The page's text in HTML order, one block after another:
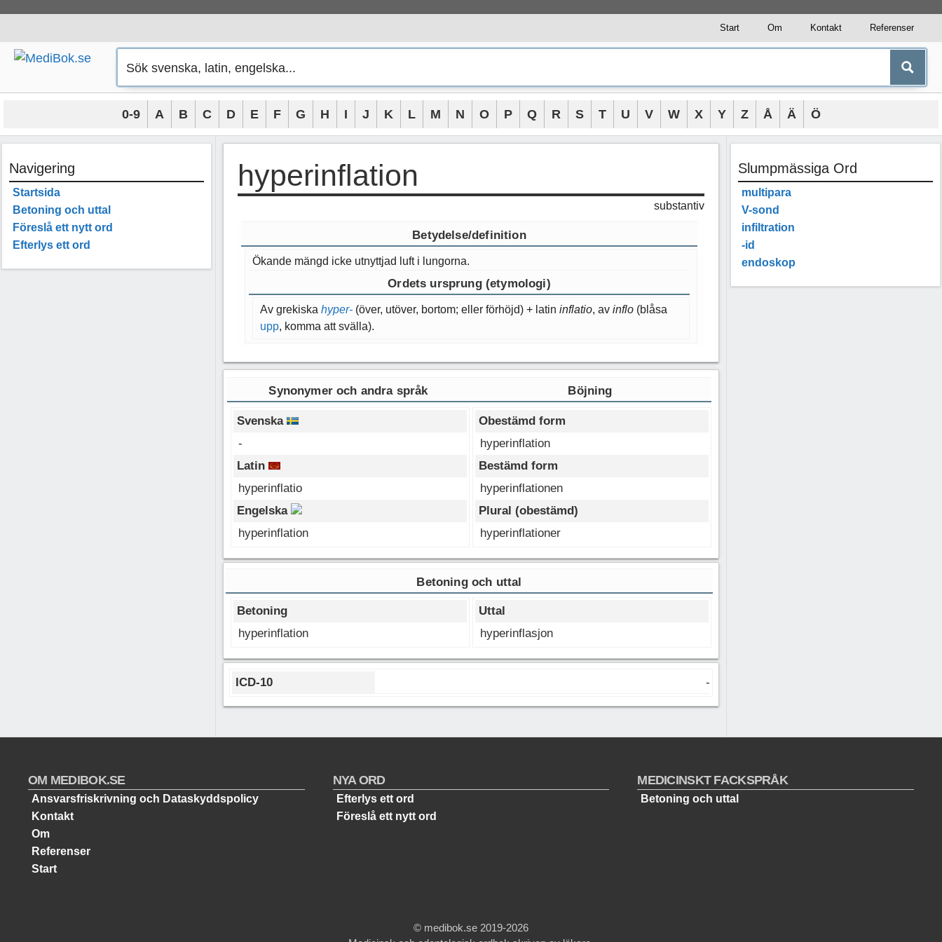
innehåll
Start Om Kontakt Referenser
0-9 A B C D E F G H I J K L M N O P Q R S T U V W X Y Z Å Ä Ö
hyperinflation
substantiv
Betydelse/definition
Ökande mängd icke utnyttjad luft i lungorna.
Ordets ursprung (etymologi)
Av grekiska hyper- (över, utöver, bortom; eller förhöjd) + latin inflatio, av inflo (blåsa
upp, komma att svälla).
Synonymer och andra språk Böjning
Svenska
-
Latin
hyperinflatio
Engelska
hyperinflation
Obestämd form
hyperinflation
Bestämd form
hyperinflationen
Plural (obestämd)
hyperinflationer
Betoning och uttal
Betoning
hyperinflation
Uttal
hyperinflasjon
ICD-10 -
Navigering
Startsida
Betoning och uttal
Föreslå ett nytt ord
Efterlys ett ord
Slumpmässiga Ord
multipara
V-sond
infiltration
-id
endoskop
OM MEDIBOK.SE
Ansvarsfriskrivning och Dataskyddspolicy
Kontakt
Om
Referenser
Start
NYA ORD
Efterlys ett ord
Föreslå ett nytt ord
MEDICINSKT FACKSPRÅK
Betoning och uttal
© medibok.se 2019-2026